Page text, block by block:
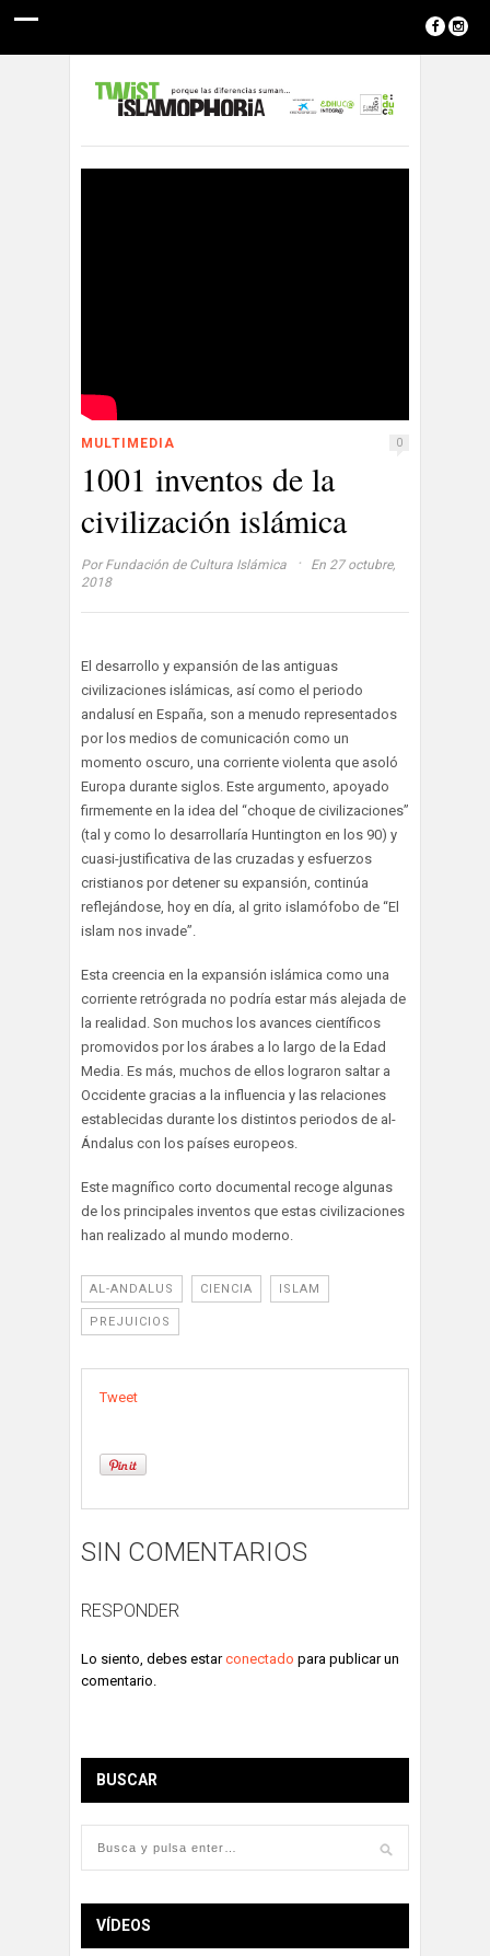
MULTIMEDIA 0
1001 inventos de la
civilización islámica
Por Fundación de Cultura Islámica ·
En 27 octubre,
2018
El desarrollo y expansión de las antiguas
civilizaciones islámicas, así como el periodo
andalusí en España, son a menudo representados
por los medios de comunicación como un
momento oscuro, una corriente violenta que asoló
Europa durante siglos. Este argumento, apoyado
firmemente en la idea del “choque de civilizaciones”
(tal y como lo desarrollaría Huntington en los 90) y
cuasi-justificativa de las cruzadas y esfuerzos
cristianos por detener su expansión, continúa
reflejándose, hoy en día, al grito islamófobo de “El
islam nos invade”.
Esta creencia en la expansión islámica como una
corriente retrógrada no podría estar más alejada de
la realidad. Son muchos los avances científicos
promovidos por los árabes a lo largo de la Edad
Media. Es más, muchos de ellos lograron saltar a
Occidente gracias a la influencia y las relaciones
establecidas durante los distintos periodos de al-
Ándalus con los países europeos.
Este magnífico corto documental recoge algunas
de los principales inventos que estas civilizaciones
han realizado al mundo moderno.
AL-ANDALUS CIENCIA ISLAM
PREJUICIOS
Tweet
SIN COMENTARIOS
RESPONDER
Lo siento, debes estarconectado para publicar un
comentario.
BUSCAR
VÍDEOS